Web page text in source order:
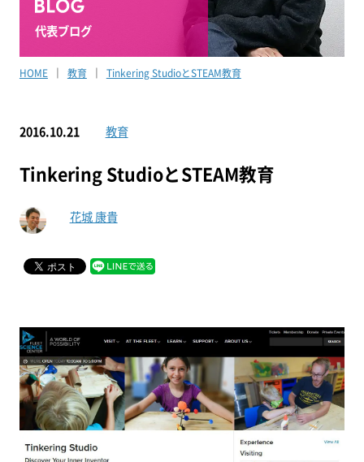
代表ブログ
HOME 教育 Tinkering StudioとSTEAM教育
2016.10.21 教育
Tinkering StudioとSTEAM教育
花城 康貴